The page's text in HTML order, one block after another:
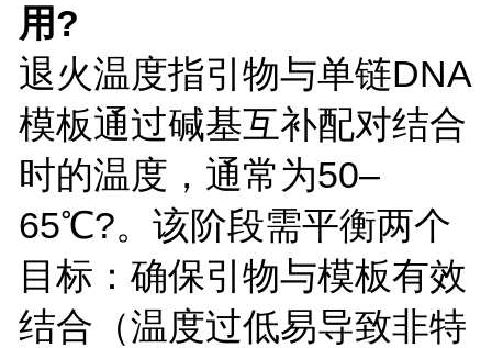
用?
退火温度指引物与单链DNA
模板通过碱基互补配对结合
时的温度，通常为50–
65℃?。该阶段需平衡两个
目标：确保引物与模板有效
结合（温度过低易导致非特